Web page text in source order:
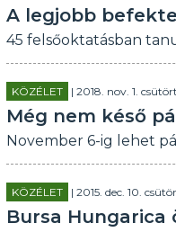
A legjobb
45 felsőoktatásban
KÖZÉLET | 2018. nov. 1.
Még nem késő
November 6-ig lehet
KÖZÉLET | 2015. dec. 10.
Bursa Hungarica